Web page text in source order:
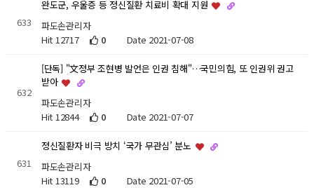
633
완도군, 우울증 등 정신질환 치료비 확대 지원
파도손관리자
Hit 12717
0 Date 2021-07-08
632
[단독] "文정부 조현병 발언은 인권 침해"…국민의힘, 또 인권위 권고
받아
파도손관리자
Hit 12844
0 Date 2021-07-07
631
정신질환자 비극 방치 ‘국가 무관심’ 분노
파도손관리자
Hit 13119
0 Date 2021-07-05